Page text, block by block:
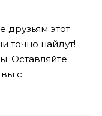
друзьям этот
точно найдут!
Оставляйте
с